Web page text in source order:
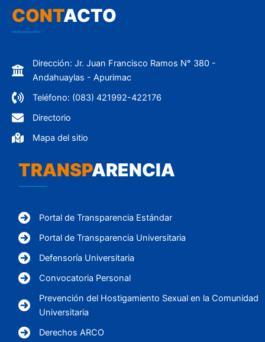
CONTACTO
Dirección: Jr. Juan Francisco Ramos N° 380 -
Andahuaylas - Apurimac
Teléfono: (083) 421992-422176
Directorio
Mapa del sitio
TRANSPARENCIA
Portal de Transparencia Estándar
Portal de Transparencia Universitaria
Defensoría Universitaria
Convocatoria Personal
Prevención del Hostigamiento Sexual en la Comunidad
Universitaria
Derechos ARCO